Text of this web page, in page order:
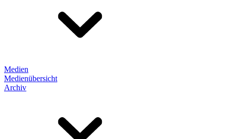
Medien
Medienübersicht
Archiv